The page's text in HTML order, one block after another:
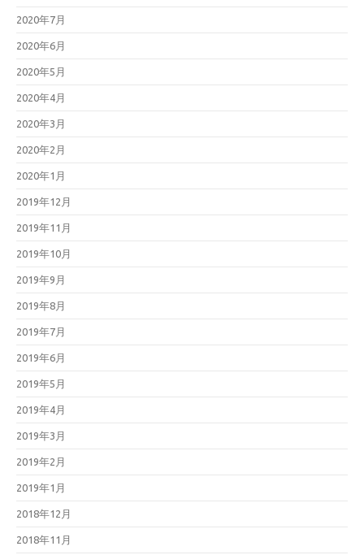
2020年7月
2020年6月
2020年5月
2020年4月
2020年3月
2020年2月
2020年1月
2019年12月
2019年11月
2019年10月
2019年9月
2019年8月
2019年7月
2019年6月
2019年5月
2019年4月
2019年3月
2019年2月
2019年1月
2018年12月
2018年11月